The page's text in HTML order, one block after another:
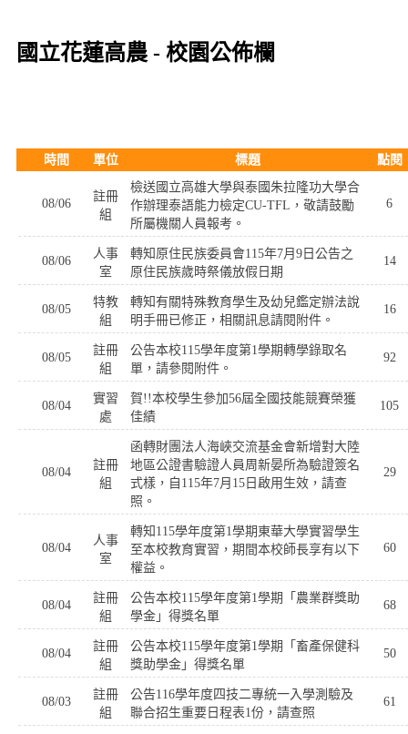
國立花蓮高農 - 校園公佈欄
時間 單位 標題 點閱
08/06
註冊
組
檢送國立高雄大學與泰國朱拉隆功大學合
作辦理泰語能力檢定CU-TFL，敬請鼓勵
所屬機關人員報考。
6
08/06
人事
室
轉知原住民族委員會115年7月9日公告之
原住民族歲時祭儀放假日期
14
08/05
特教
組
轉知有關特殊教育學生及幼兒鑑定辦法說
明手冊已修正，相關訊息請閱附件。
16
08/05
註冊
組
公告本校115學年度第1學期轉學錄取名
單，請參閱附件。
92
08/04
實習
處
賀!!本校學生參加56屆全國技能競賽榮獲
佳績
105
08/04
註冊
組
函轉財團法人海峽交流基金會新增對大陸
地區公證書驗證人員周新晏所為驗證簽名
式樣，自115年7月15日啟用生效，請查
照。
29
08/04
人事
室
轉知115學年度第1學期東華大學實習學生
至本校教育實習，期間本校師長享有以下
權益。
60
08/04
註冊
組
公告本校115學年度第1學期「農業群獎助
學金」得獎名單
68
08/04
註冊
組
公告本校115學年度第1學期「畜產保健科
獎助學金」得獎名單
50
08/03
註冊
組
公告116學年度四技二專統一入學測驗及
聯合招生重要日程表1份，請查照
61